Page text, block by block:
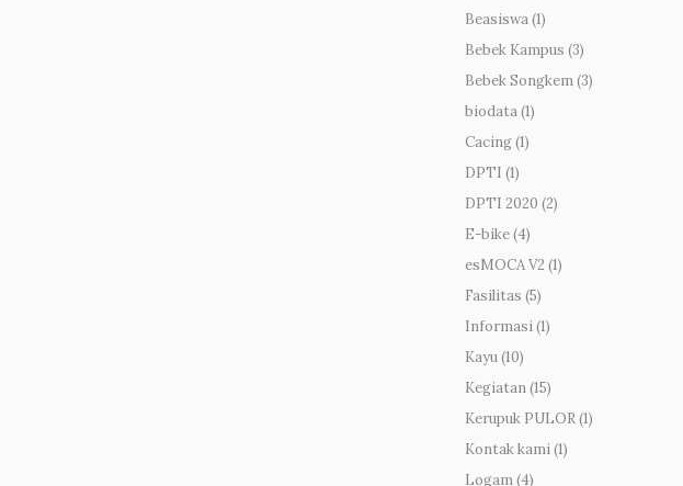
Beasiswa(1)
Bebek Kampus (3)
Bebek Songkem(3)
biodata(1)
Cacing(1)
DPTI (1)
DPTI 2020 (2)
E-bike(4)
esMOCA V2 (1)
Fasilitas (5)
Informasi(1)
Kayu(10)
Kegiatan(15)
Kerupuk PULOR(1)
Kontak kami(1)
Logam(4)